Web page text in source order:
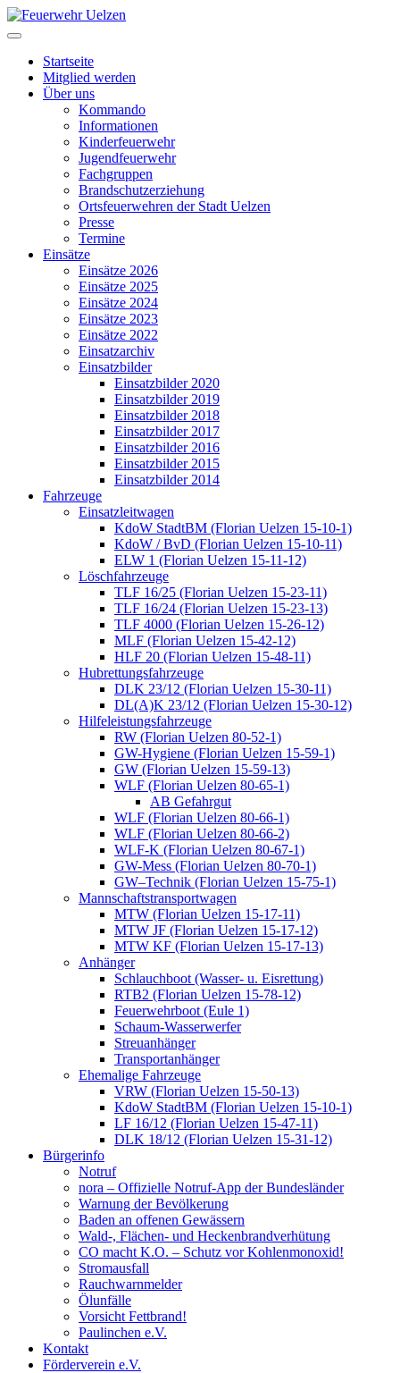
Startseite
Mitglied werden
Über uns
Kommando
Informationen
Kinderfeuerwehr
Jugendfeuerwehr
Fachgruppen
Brandschutzerziehung
Ortsfeuerwehren der Stadt Uelzen
Presse
Termine
Einsätze
Einsätze 2026
Einsätze 2025
Einsätze 2024
Einsätze 2023
Einsätze 2022
Einsatzarchiv
Einsatzbilder
Einsatzbilder 2020
Einsatzbilder 2019
Einsatzbilder 2018
Einsatzbilder 2017
Einsatzbilder 2016
Einsatzbilder 2015
Einsatzbilder 2014
Fahrzeuge
Einsatzleitwagen
KdoW StadtBM (Florian Uelzen 15-10-1)
KdoW / BvD (Florian Uelzen 15-10-11)
ELW 1 (Florian Uelzen 15-11-12)
Löschfahrzeuge
TLF 16/25 (Florian Uelzen 15-23-11)
TLF 16/24 (Florian Uelzen 15-23-13)
TLF 4000 (Florian Uelzen 15-26-12)
MLF (Florian Uelzen 15-42-12)
HLF 20 (Florian Uelzen 15-48-11)
Hubrettungsfahrzeuge
DLK 23/12 (Florian Uelzen 15-30-11)
DL(A)K 23/12 (Florian Uelzen 15-30-12)
Hilfeleistungsfahrzeuge
RW (Florian Uelzen 80-52-1)
GW-Hygiene (Florian Uelzen 15-59-1)
GW (Florian Uelzen 15-59-13)
WLF (Florian Uelzen 80-65-1)
AB Gefahrgut
WLF (Florian Uelzen 80-66-1)
WLF (Florian Uelzen 80-66-2)
WLF-K (Florian Uelzen 80-67-1)
GW-Mess (Florian Uelzen 80-70-1)
GW–Technik (Florian Uelzen 15-75-1)
Mannschaftstransportwagen
MTW (Florian Uelzen 15-17-11)
MTW JF (Florian Uelzen 15-17-12)
MTW KF (Florian Uelzen 15-17-13)
Anhänger
Schlauchboot (Wasser- u. Eisrettung)
RTB2 (Florian Uelzen 15-78-12)
Feuerwehrboot (Eule 1)
Schaum-Wasserwerfer
Streuanhänger
Transportanhänger
Ehemalige Fahrzeuge
VRW (Florian Uelzen 15-50-13)
KdoW StadtBM (Florian Uelzen 15-10-1)
LF 16/12 (Florian Uelzen 15-47-11)
DLK 18/12 (Florian Uelzen 15-31-12)
Bürgerinfo
Notruf
nora – Offizielle Notruf-App der Bundesländer
Warnung der Bevölkerung
Baden an offenen Gewässern
Wald-, Flächen- und Heckenbrandverhütung
CO macht K.O. – Schutz vor Kohlenmonoxid!
Stromausfall
Rauchwarnmelder
Ölunfälle
Vorsicht Fettbrand!
Paulinchen e.V.
Kontakt
Förderverein e.V.